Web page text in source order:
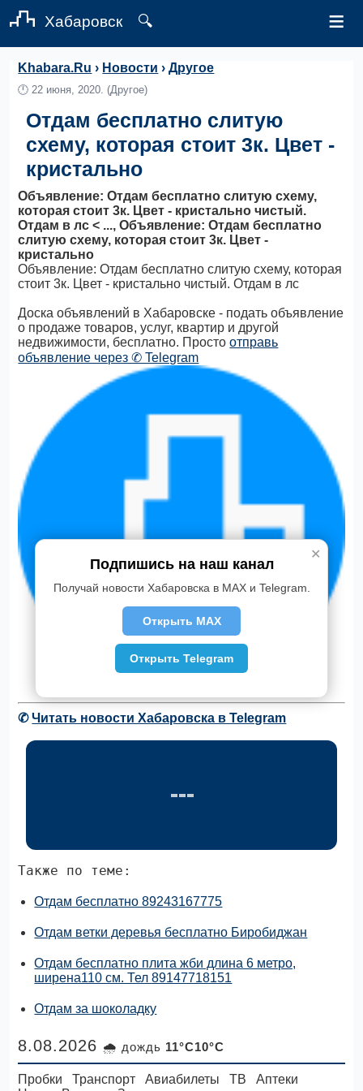
Хабаровск 🔍 ≡
Khabara.Ru › Новости ›Другое
🕛22 июня, 2020. (Другое)
Отдам бесплатно слитую
схему, которая стоит 3к. Цвет -
кристально
Объявление: Отдам бесплатно слитую схему,
которая стоит 3к. Цвет - кристально чистый.
Отдам в лс < ..., Объявление: Отдам бесплатно
слитую схему, которая стоит 3к. Цвет -
кристально
Объявление: Отдам бесплатно слитую схему, которая
стоит 3к. Цвет - кристально чистый. Отдам в лс
Доска объявлений в Хабаровске - подать объявление
о продаже товаров, услуг, квартир и другой
недвижимости, бесплатно. Простоотправь
объявление через ✆ Telegram
✆Читать новости Хабаровска в Telegram
Также по теме:
Отдам бесплатно 89243167775
Отдам ветки деревья бесплатно Биробиджан
Отдам бесплатно плита жби длина 6 метро,
ширена110 см. Тел 89147718151
Отдам за шоколадку
✕
Подпишись на наш канал
Получай новости Хабаровска в MAX и Telegram.
Открыть MAX
Открыть Telegram
8.08.2026 🌧 дождь 11°C10°C
Пробки Транспорт Авиабилеты ТВ
Аптеки